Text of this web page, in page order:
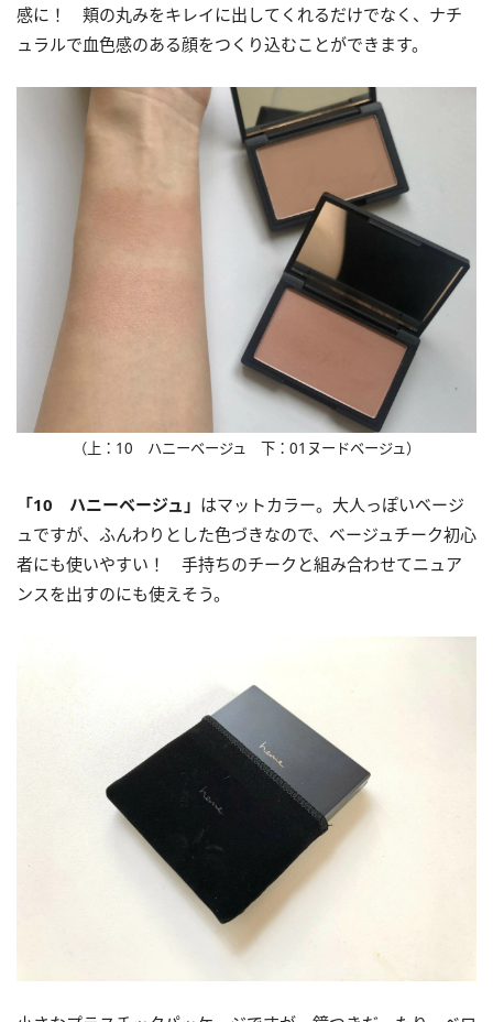
感に！ 頬の丸みをキレイに出してくれるだけでなく、ナチ
ュラルで血色感のある顔をつくり込むことができます。
（上：10 ハニーベージュ 下：01ヌードベージュ）
「10 ハニーベージュ」 はマットカラー。大人っぽいベージ
ュですが、ふんわりとした色づきなので、ベージュチーク初心
者にも使いやすい！ 手持ちのチークと組み合わせてニュア
ンスを出すのにも使えそう。